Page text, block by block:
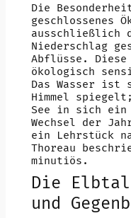
Die
geschlossenes
ausschließlich
Niederschlag
Abflüsse.
ökologisch
Das Wasser ist
Himmel
See in sich ein
Wechsel der
ein Lehrstück
Thoreau
minutiös.
Die
und